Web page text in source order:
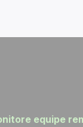
equipe